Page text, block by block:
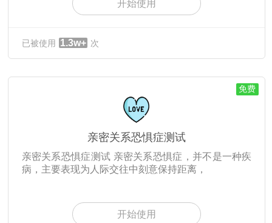
开始使用
已被使用 1.3w+ 次
免费
亲密关系恐惧症测试
亲密关系恐惧症测试 亲密关系恐惧症，并不是一种疾
病，主要表现为人际交往中刻意保持距离，
开始使用